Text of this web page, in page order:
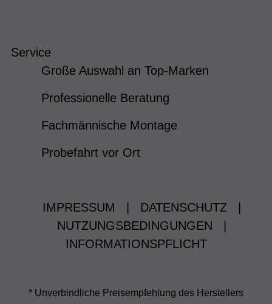
Service
Große Auswahl an Top-Marken
Professionelle Beratung
Fachmännische Montage
Probefahrt vor Ort
IMPRESSUM DATENSCHUTZ
NUTZUNGSBEDINGUNGEN
INFORMATIONSPFLICHT
* Unverbindliche Preisempfehlung des Herstellers